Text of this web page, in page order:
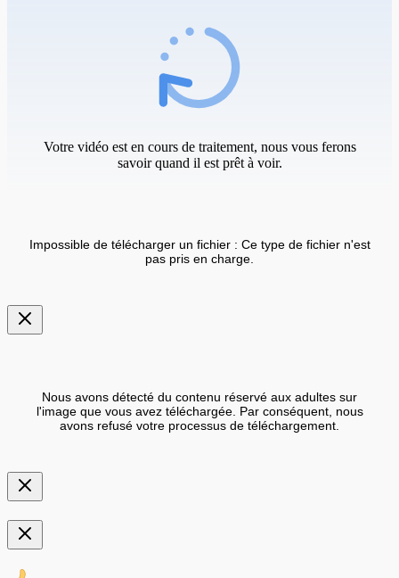
Votre vidéo est en cours de traitement, nous vous ferons
savoir quand il est prêt à voir.
Impossible de télécharger un fichier : Ce type de fichier n'est
pas pris en charge.
Nous avons détecté du contenu réservé aux adultes sur
l'image que vous avez téléchargée. Par conséquent, nous
avons refusé votre processus de téléchargement.